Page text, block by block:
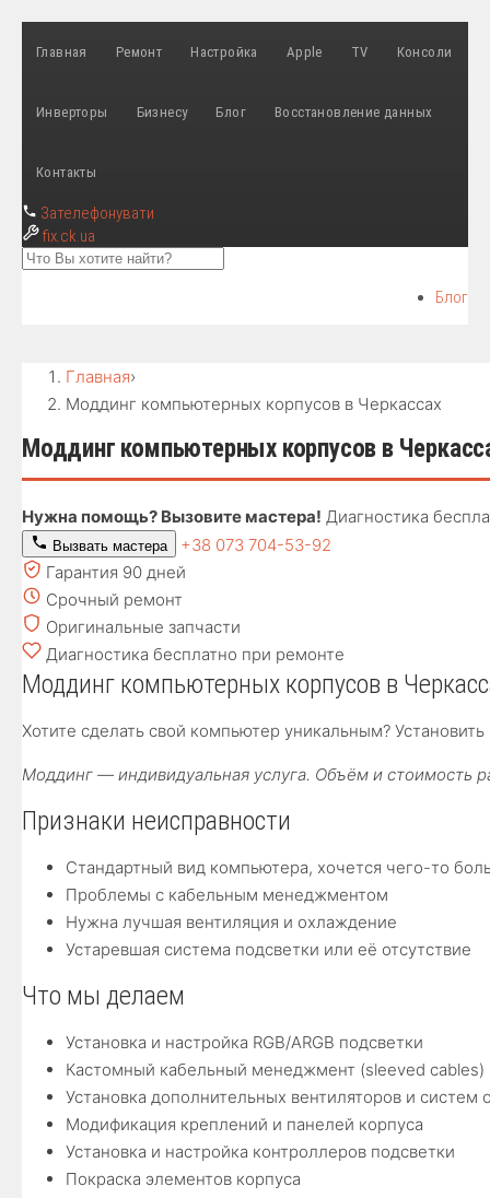
Главная Ремонт Настройка Apple TV Консоли
Инверторы Бизнесу Блог Восстановление данных
Контакты
Зателефонувати
fix.ck.ua
Блог
Главная›
Моддинг компьютерных корпусов в Черкассах
Моддинг компьютерных корпусов в
Нужна помощь? Вызовите мастера! Диагностика
Вызвать мастера
+38 073 704-53-92
Гарантия 90 дней
Срочный ремонт
Оригинальные запчасти
Диагностика бесплатно при ремонте
Моддинг компьютерных корпусов в
Хотите сделать свой компьютер уникальным?
Моддинг — индивидуальная услуга. Объём и стоимость
Признаки неисправности
Стандартный вид компьютера, хочется чего-то
Проблемы с кабельным менеджментом
Нужна лучшая вентиляция и охлаждение
Устаревшая система подсветки или её отсутствие
Что мы делаем
Установка и настройка RGB/ARGB подсветки
Кастомный кабельный менеджмент (sleeved cables)
Установка дополнительных вентиляторов и систем
Модификация креплений и панелей корпуса
Установка и настройка контроллеров подсветки
Покраска элементов корпуса